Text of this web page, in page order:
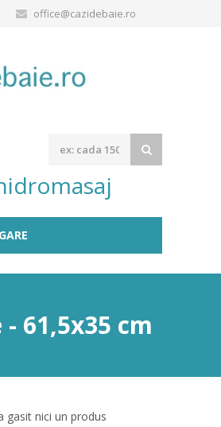
office@cazidebaie.ro
61,5x35 cm
gasit nici un produs